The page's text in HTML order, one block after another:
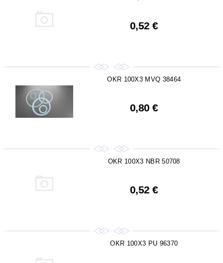
0,52 €
OKR 100X3 MVQ 38464
0,80 €
OKR 100X3 NBR 50708
0,52 €
OKR 100X3 PU 96370